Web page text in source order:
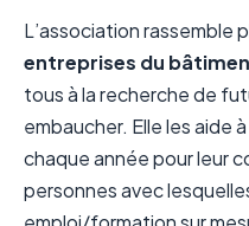
L’association rassemble
entreprises du
tous à la recherche de
embaucher. Elle les aide
chaque année pour leur
personnes avec